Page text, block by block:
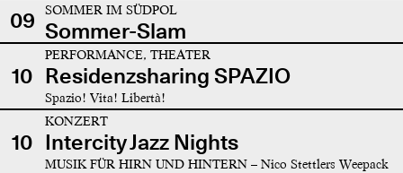
09
SOMMER IM SÜDPOL
Sommer-Slam
10
PERFORMANCE, THEATER
Residenzsharing SPAZIO
Spazio! Vita! Libertà!
10
KONZERT
Intercity Jazz Nights
MUSIK FÜR HIRN UND HINTERN – Nico Stettlers Weepack